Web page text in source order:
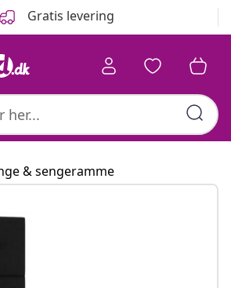
Gratis levering
& sengeramme